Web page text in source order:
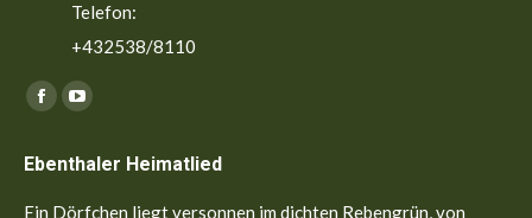
Telefon:
+432538/8110
Finden Sie uns auf:
Facebook
opens
in
YouTube
opens
in
Ebenthaler Heimatlied
Ein Dörfchen liegt versonnen im dichten Rebengrün, von